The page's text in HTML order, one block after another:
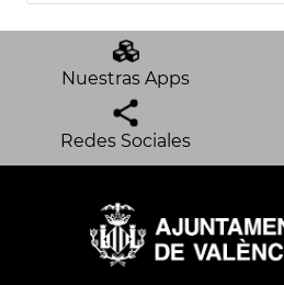
Nuestras Apps
Redes Sociales